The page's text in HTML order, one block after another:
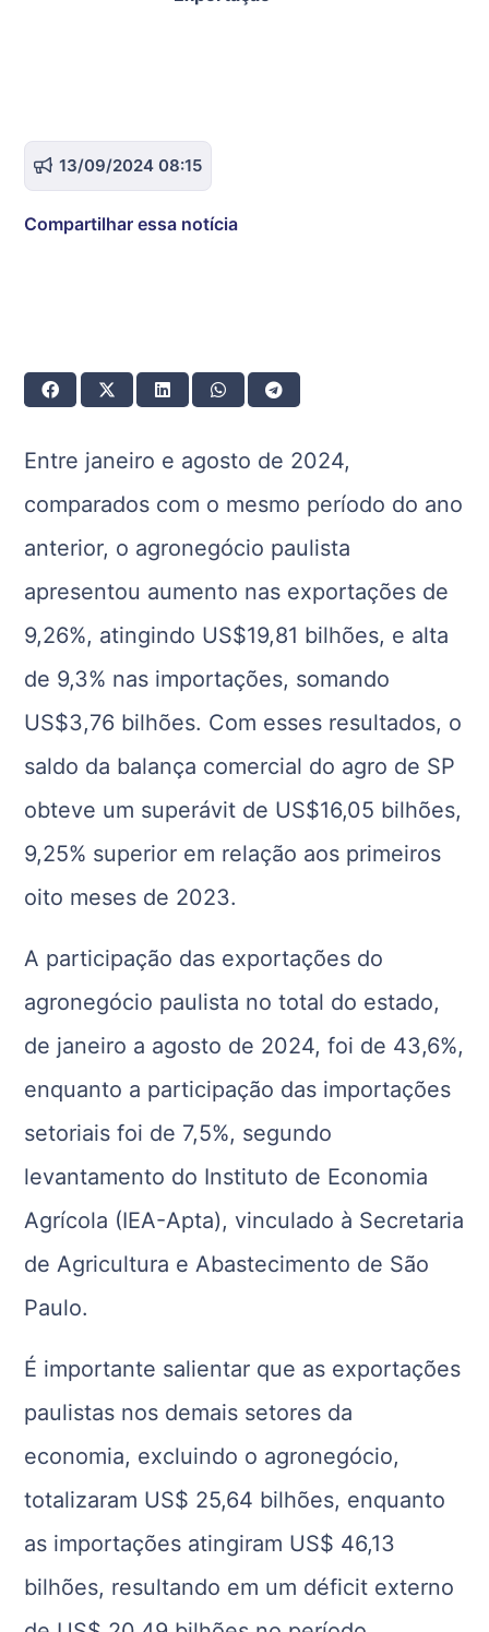
13/09/2024 08:15
Compartilhar essa notícia
Entre janeiro e agosto de 2024,
comparados com o mesmo período do ano
anterior, o agronegócio paulista
apresentou aumento nas exportações de
9,26%, atingindo US$19,81 bilhões, e alta
de 9,3% nas importações, somando
US$3,76 bilhões. Com esses resultados, o
saldo da balança comercial do agro de SP
obteve um superávit de US$16,05 bilhões,
9,25% superior em relação aos primeiros
oito meses de 2023.
A participação das exportações do
agronegócio paulista no total do estado,
de janeiro a agosto de 2024, foi de 43,6%,
enquanto a participação das importações
setoriais foi de 7,5%, segundo
levantamento do Instituto de Economia
Agrícola (IEA-Apta), vinculado à Secretaria
de Agricultura e Abastecimento de São
Paulo.
É importante salientar que as exportações
paulistas nos demais setores da
economia, excluindo o agronegócio,
totalizaram US$ 25,64 bilhões, enquanto
as importações atingiram US$ 46,13
bilhões, resultando em um déficit externo